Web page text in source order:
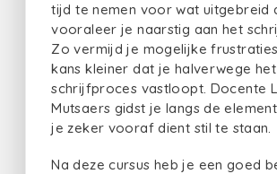
tijd te nemen voor wat uitgebreid
vooraleer je naarstig aan het
Zo vermijd je mogelijke
kans kleiner dat je halverwege het
schrijfproces vastloopt. Docente
Mutsaers gidst je langs de
je zeker vooraf dient stil te staan.
Na deze cursus heb je een goed